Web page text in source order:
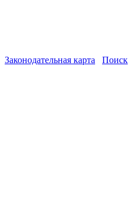
Законодательная карта Поиск